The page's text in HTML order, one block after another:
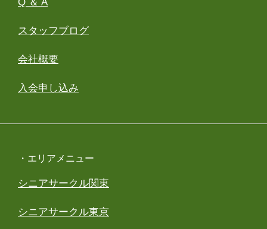
Q ＆ A
スタッフブログ
会社概要
入会申し込み
・エリアメニュー
シニアサークル関東
シニアサークル東京